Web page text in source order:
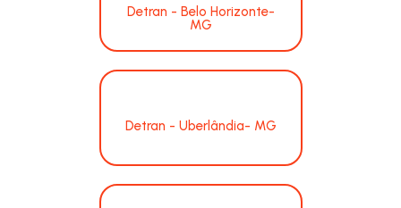
Detran - Belo Horizonte-
MG
Detran - Uberlândia- MG